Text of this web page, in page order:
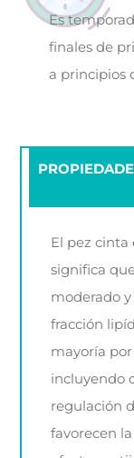
Es
finales de
a principios
El pez cinta
significa
moderado
fracción
mayoría
incluyendo
regulación
favorecen